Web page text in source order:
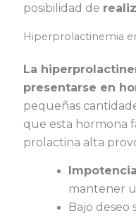
posibilidad de
Hiperprolactinemia
La
presentarse en
pequeñas
que esta hormona
prolactina alta
mantener
Bajo deseo